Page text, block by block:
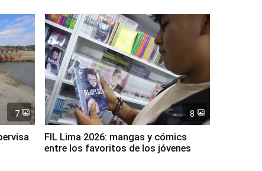
7 8
FIL Lima 2026: mangas y cómics
entre los favoritos de los jóvenes